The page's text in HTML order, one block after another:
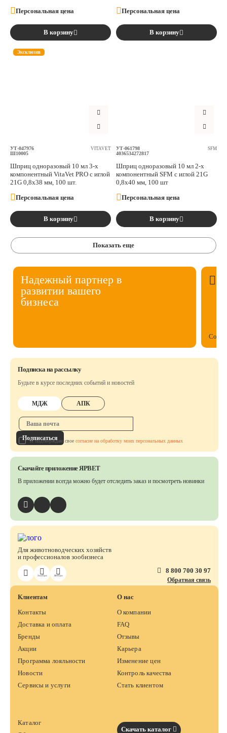
Персональная цена
В корзину
Персональная цена
В корзину
Эксклюзив
УТ-047976
Ш10005
VITAVET
Шприц одноразовый 10 мл 3-х
компонентный VitaVet PRO с иглой
21G 0,8х38 мм, 100 шт.
Персональная цена
В корзину
УТ-061798
4036534272817
SFM
Шприц одноразовый 10 мл 2-х
компонентный SFM с иглой 21G
0,8х40 мм, 100 шт
Персональная цена
В корзину
Показать еще
Надежный партнер в
развитии вашего
бизнеса
ЗооПро ВетПро
Для животноводческих хозяйств
и профессионалов зообизнеса
8 800 700 30 97
Обратная связь
Клиентам
Контакты
Доставка и оплата
Бренды
Акции
Программа лояльности
Новости
Сервисы и услуги
О нас
О компании
FAQ
Отзывы
Карьера
Изменение цен
Контроль качества
Стать клиентом
Каталог
Скачать каталог
Подписка на рассылку
Будьте в курсе последних событий и новостей
МДЖ АПК
Подписаться
Я подтверждаю свое согласие на обработку моих персональных данных
Скачайте приложение ЯРВЕТ
В приложении всегда можно будет отследить заказ и посмотреть новинки